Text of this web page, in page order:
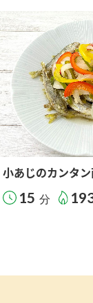
小あじのカンタ
15 分